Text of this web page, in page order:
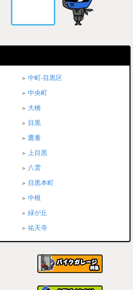
中町-目黒区
中央町
大橋
目黒
鷹番
上目黒
八雲
目黒本町
中根
緑が丘
祐天寺